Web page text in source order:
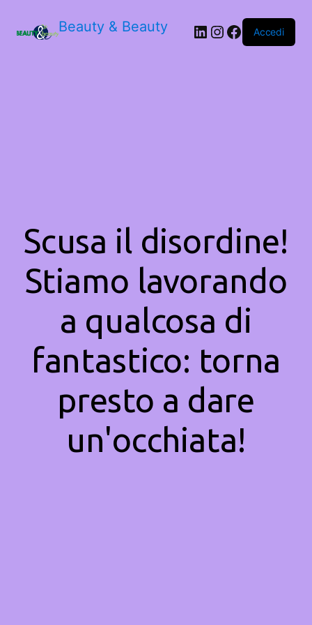
Beauty & Beauty LinkedIn
Instagram
Facebook
Accedi
Scusa il disordine!
Stiamo lavorando
a qualcosa di
fantastico: torna
presto a dare
un'occhiata!